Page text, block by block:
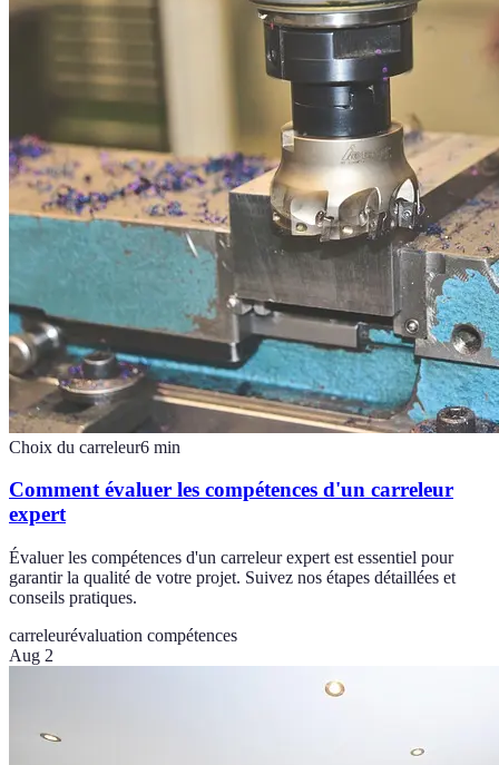
Choix du carreleur6 min
Comment évaluer les compétences d'un carreleur
expert
Évaluer les compétences d'un carreleur expert est essentiel pour
garantir la qualité de votre projet. Suivez nos étapes détaillées et
conseils pratiques.
carreleurévaluation compétences
Aug 2